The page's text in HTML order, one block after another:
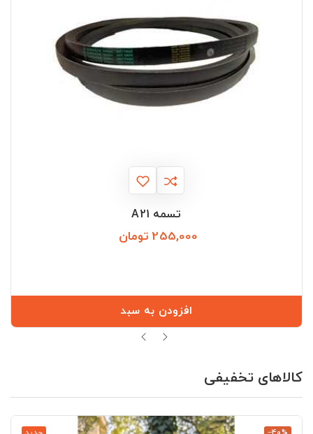
تسمه A21
255,000 تومان
افزودن به سبد
کالاهای تخفیفی